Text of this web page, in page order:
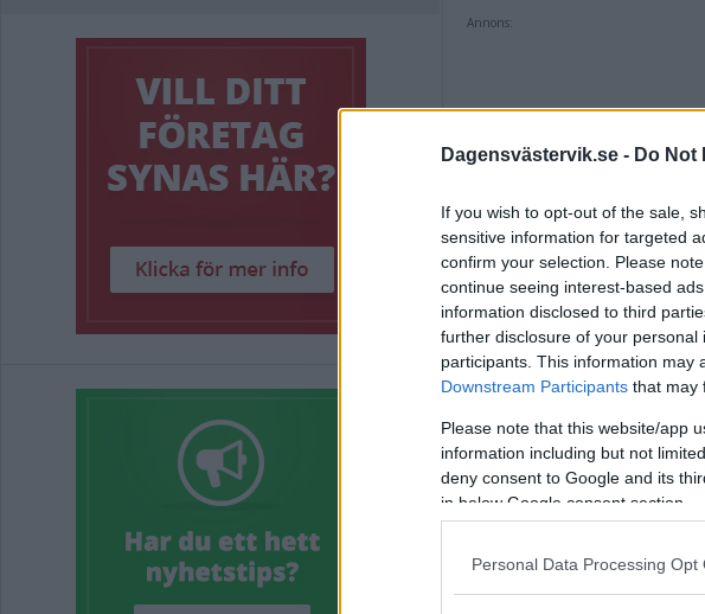
Dagensvästervik.se - Do Not
If you wish to opt-out of the sale,
sensitive information for targeted
confirm your selection. Please
continue seeing interest-based
information disclosed to third
further disclosure of your personal
participants. This information may
Downstream Participants that may
Please note that this website/app
information including but not
deny consent to Google and its
in below Google consent section.
Personal Data Processing Opt
Annons:
DELA PÅ
Relaterade inlägg
Länets KD-topp invald i
Han ska leda KD i
Välkomnar regeringens
Jimmy Loords sjätte år –
LISTA: Så länge får du
Kommentarerna nedan